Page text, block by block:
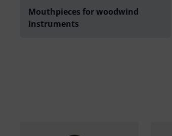
Mouthpieces for woodwind
instruments